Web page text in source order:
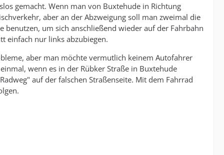
gemacht. Wenn man von Buxtehude in Richtung
aber an der Abzweigung soll man zweimal die
benutzen, um sich anschließend wieder auf der Fahrbahn
einfach nur links abzubiegen.
aber man möchte vermutlich keinem Autofahrer
wenn es in der Rübker Straße in Buxtehude
auf der falschen Straßenseite. Mit dem Fahrrad